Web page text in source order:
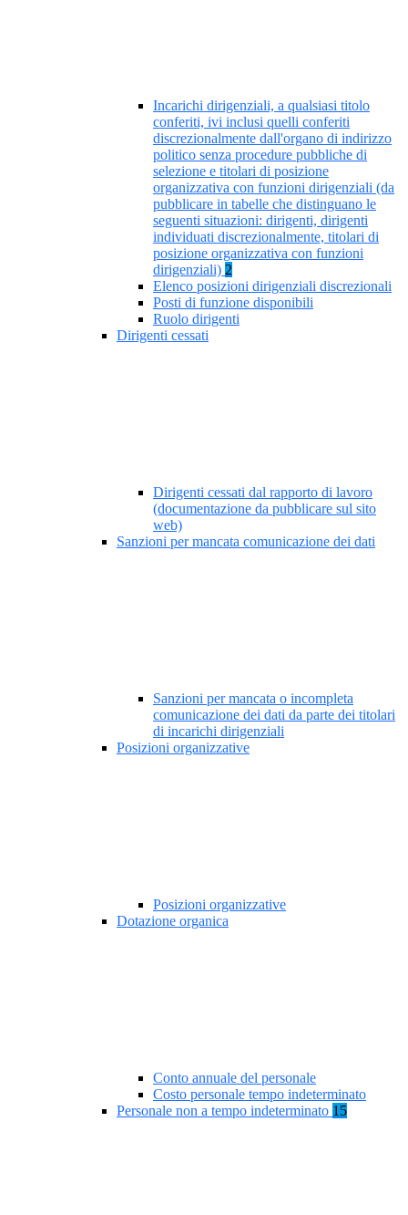
Incarichi dirigenziali, a qualsiasi titolo
conferiti, ivi inclusi quelli conferiti
discrezionalmente dall'organo di indirizzo
politico senza procedure pubbliche di
selezione e titolari di posizione
organizzativa con funzioni dirigenziali (da
pubblicare in tabelle che distinguano le
seguenti situazioni: dirigenti, dirigenti
individuati discrezionalmente, titolari di
posizione organizzativa con funzioni
dirigenziali) 2
Elenco posizioni dirigenziali discrezionali
Posti di funzione disponibili
Ruolo dirigenti
Dirigenti cessati
Dirigenti cessati dal rapporto di lavoro
(documentazione da pubblicare sul sito
web)
Sanzioni per mancata comunicazione dei dati
Sanzioni per mancata o incompleta
comunicazione dei dati da parte dei titolari
di incarichi dirigenziali
Posizioni organizzative
Posizioni organizzative
Dotazione organica
Conto annuale del personale
Costo personale tempo indeterminato
Personale non a tempo indeterminato 15